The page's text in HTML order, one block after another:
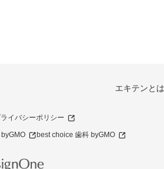
エキテンとは
イバシーポリシー
best choice 歯科 byGMO